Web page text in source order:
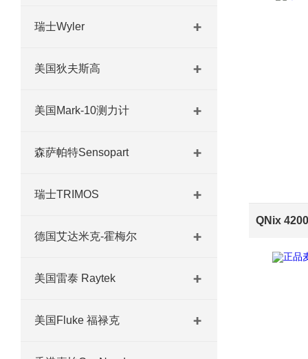
瑞士Wyler
美国狄夫斯高
美国Mark-10测力计
森萨帕特Sensopart
瑞士TRIMOS
德国艾达米克-霍梅尔
美国雷泰 Raytek
美国Fluke 福禄克